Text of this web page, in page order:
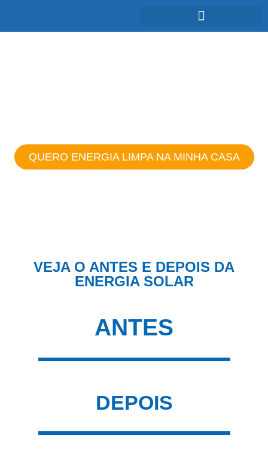
QUERO ENERGIA LIMPA NA MINHA CASA
VEJA O ANTES E DEPOIS DA
ENERGIA SOLAR
ANTES
DEPOIS